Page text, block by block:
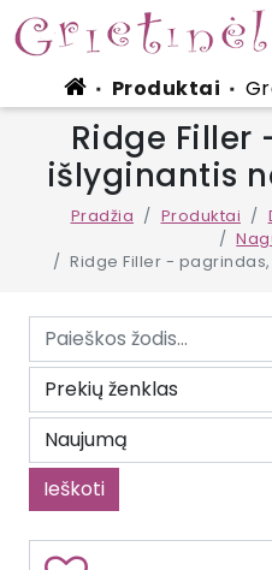
■ Produktai ■
Ridge
išlyginantis
Pradžia Produktai
Ridge Filler -
Ieškoti